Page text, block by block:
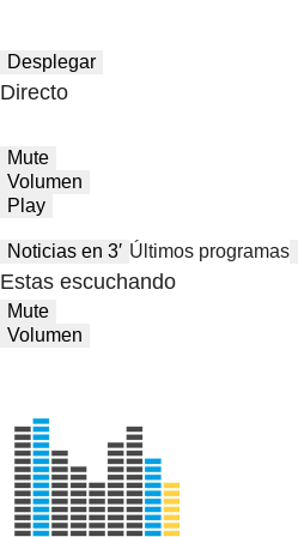
Desplegar
Directo
Mute
Volumen
Play
Noticias en 3′ Últimos programas
Estas escuchando
Mute
Volumen